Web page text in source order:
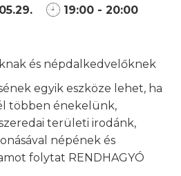
19:00 - 20:00
és népdalkedvelőknek
egyik eszköze lehet, ha
többen énekelünk,
területi irodánk,
népének és
folytat RENDHAGYÓ